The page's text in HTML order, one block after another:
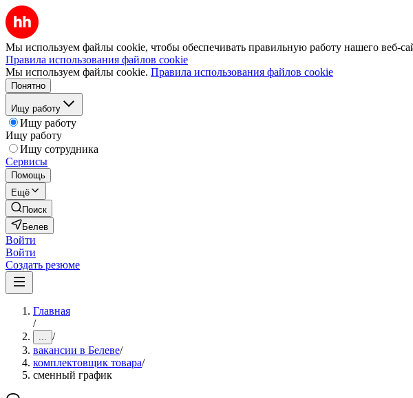
Мы используем файлы cookie, чтобы обеспечивать правильную работу нашего веб-
Правила использования файлов cookie
Мы используем файлы cookie. Правила использования файлов cookie
Понятно
Ищу работу
Ищу работу
Ищу работу
Ищу сотрудника
Сервисы
Помощь
Ещё
Поиск
Белев
Войти
Войти
Создать резюме
Главная
/
... /
вакансии в Белеве/
комплектовщик товара/
сменный график